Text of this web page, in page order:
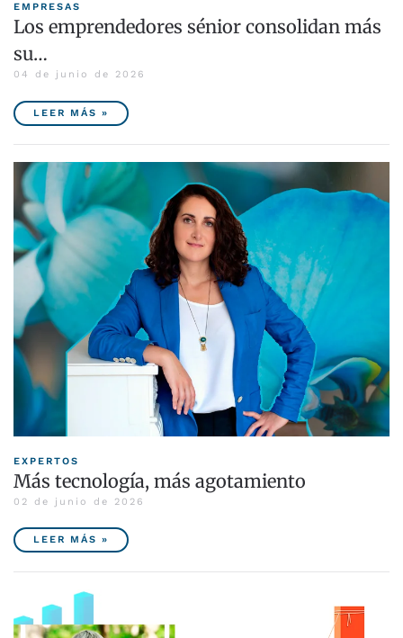
EMPRESAS
Los emprendedores sénior consolidan más
su…
04 de junio de 2026
LEER MÁS »
EXPERTOS
Más tecnología, más agotamiento
02 de junio de 2026
LEER MÁS »